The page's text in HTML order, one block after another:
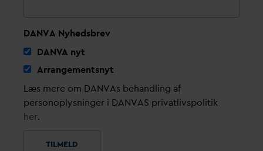
DANVA Nyhedsbrev
DANVA nyt
Arrangementsnyt
Læs mere om DANVAs behandling af
personoplysninger i DANVAS privatlivspolitik
her.